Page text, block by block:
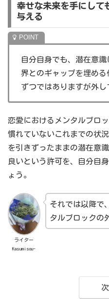
幸せな未来を手にして
与える
自分自身でも、潜在意
界とのギャップを埋め
ずつではありますが外し
恋愛におけるメンタルブロ
慣れていないこれまでの状
を引きずったままの潜在意
良いという許可を、自分自
ょう。
ライター
Kasumisou-
それでは以降で
タルブロックの